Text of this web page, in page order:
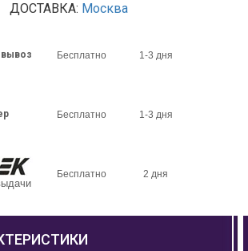
ДОСТАВКА: Москва
Бесплатно 1-3 дня
Бесплатно 1-3 дня
Бесплатно 2 дня